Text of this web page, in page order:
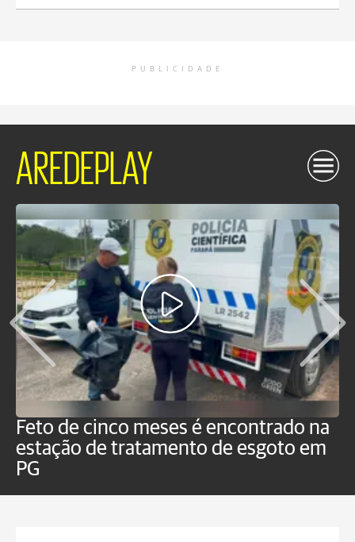
PUBLICIDADE
AREDEPLAY
Feto de cinco meses é encontrado na
estação de tratamento de esgoto em
PG